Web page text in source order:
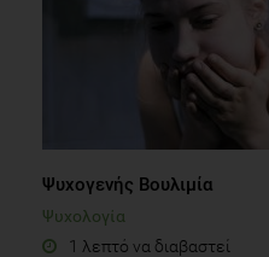
Ψυχογενής Βουλιμία
Ψυχολογία
1 λεπτό να διαβαστεί